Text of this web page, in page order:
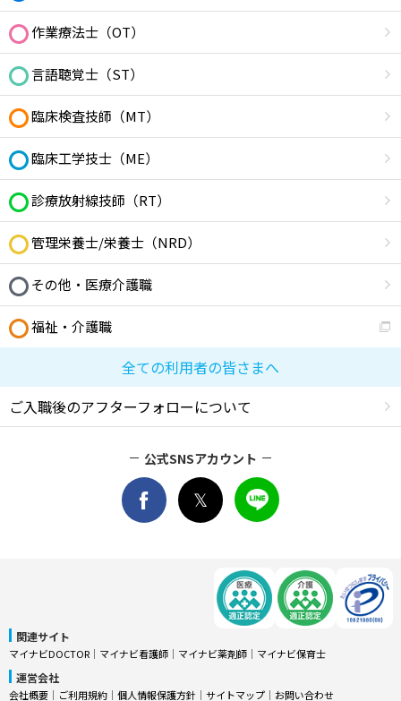
作業療法士（OT）
言語聴覚士（ST）
臨床検査技師（MT）
臨床工学技士（ME）
診療放射線技師（RT）
管理栄養士/栄養士（NRD）
その他・医療介護職
福祉・介護職
全ての利用者の皆さまへ
ご入職後のアフターフォローについて
公式SNSアカウント
関連サイト
マイナビDOCTOR │ マイナビ看護師 │ マイナビ薬剤師 │ マイナビ保育士
運営会社
会社概要 │ ご利用規約 │ 個人情報保護方針 │ サイトマップ │ お問い合わせ